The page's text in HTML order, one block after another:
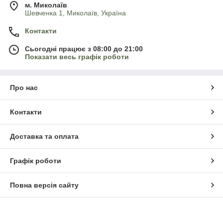
м. Миколаїв
Шевченка 1, Миколаїв, Україна
Контакти
Сьогодні працює з 08:00 до 21:00
Показати весь графік роботи
Про нас
Контакти
Доставка та оплата
Графік роботи
Повна версія сайту